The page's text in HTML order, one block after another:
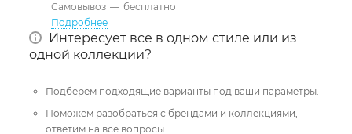
Самовывоз — бесплатно
Подробнее
Интересует все в одном стиле или из
одной коллекции?
Подберем подходящие варианты под ваши параметры.
Поможем разобраться с брендами и коллекциями,
ответим на все вопросы.